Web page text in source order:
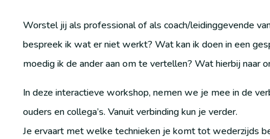
Worstel jij als professional of als coach/leidinggevende
bespreek ik wat er niet werkt? Wat kan ik doen in een
moedig ik de ander aan om te vertellen? Wat hierbij naar
In deze interactieve workshop, nemen we je mee in de
ouders en collega’s. Vanuit verbinding kun je verder.
Je ervaart met welke technieken je komt tot wederzijds